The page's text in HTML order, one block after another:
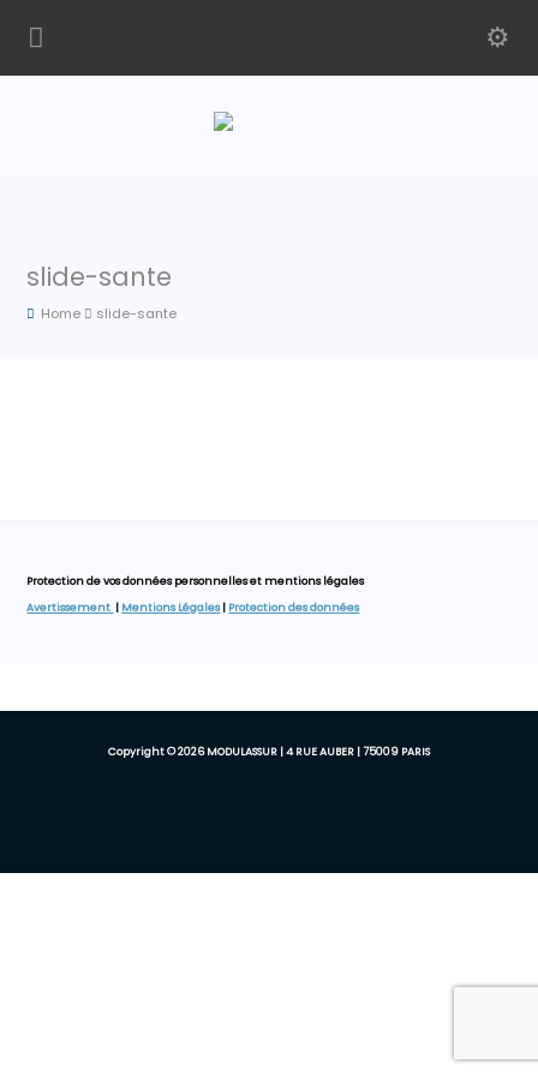
slide-sante
Home slide-sante
Protection de vos données personnelles et mentions légales
Avertissement | Mentions Légales| Protection des données
Copyright © 2026 MODULASSUR | 4 RUE AUBER | 75009 PARIS